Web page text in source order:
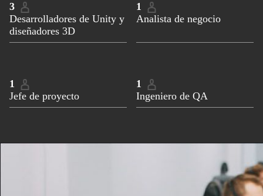
3
Desarrolladores de Unity y
diseñadores 3D
1
Analista de negocio
1
Jefe de proyecto
1
Ingeniero de QA